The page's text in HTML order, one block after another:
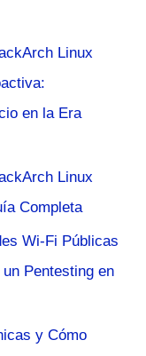
Linux
en la Era
Linux
Completa
Wi-Fi Públicas
Pentesting en
y Cómo